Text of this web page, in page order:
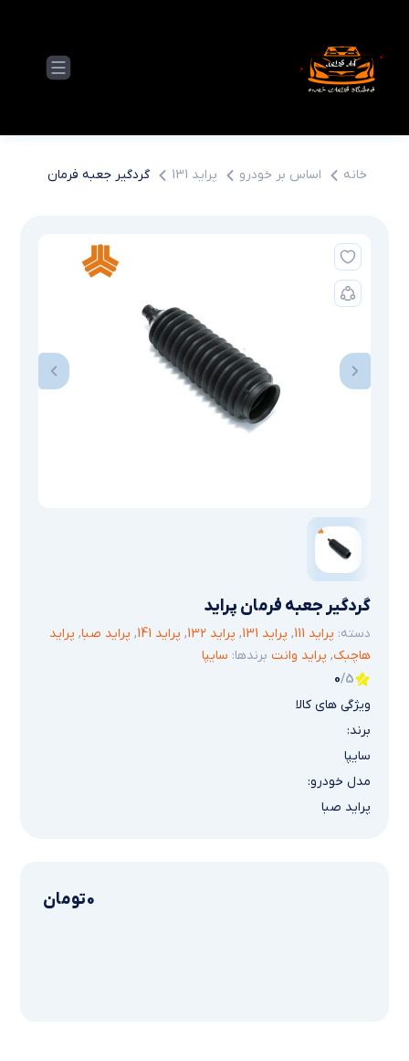
خانه اساس بر خودرو پراید 131 گردگیر جعبه فرمان پراید
گردگیر جعبه فرمان پراید
دسته: پراید 111 , پراید 131 , پراید 132 , پراید 141 , پراید صبا, پراید
هاچبک, پراید وانت برندها: سایپا
0/5
ویژگی های کالا
برند:
سایپا
مدل خودرو:
پراید صبا
0تومان